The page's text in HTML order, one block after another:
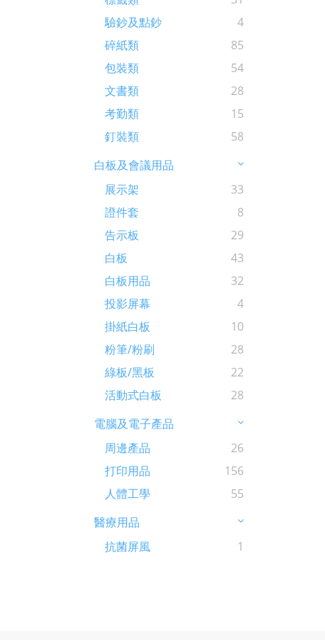
驗鈔及點鈔
4
碎紙類
85
包裝類
54
文書類
28
考勤類
15
釘裝類
58
白板及會議用品
展示架
33
證件套
8
告示板
29
白板
43
白板用品
32
投影屏幕
4
掛紙白板
10
粉筆/粉刷
28
綠板/黑板
22
活動式白板
28
電腦及電子產品
周邊產品
26
打印用品
156
人體工學
55
醫療用品
抗菌屏風
1